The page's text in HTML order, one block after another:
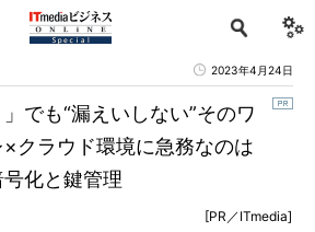
2023年4月24日
」でも“漏えいしない”そのワ
ラウド環境に急務なのは
化と鍵管理
[PR／ITmedia]